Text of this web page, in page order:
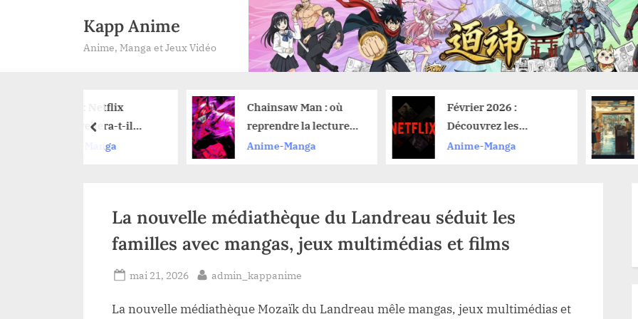
Kapp Anime
Anime, Manga et Jeux Vidéo
Chainsaw Man : où
reprendre la lecture
du manga après avoir
vu le film de l’arc de
Anime-Manga
Février 2026 :
Découvrez les
nouveautés anime sur
Netflix et leurs dates
Anime-Manga
Koharu : L’IA
traduit vos
sans effort
Anime-Manga
prev
La nouvelle médiathèque du Landreau séduit les
familles avec mangas, jeux multimédias et films
Posted
mai 21, 2026 By
admin_kappanime
La nouvelle médiathèque Mozaïk du Landreau mêle mangas, jeux multimédias et